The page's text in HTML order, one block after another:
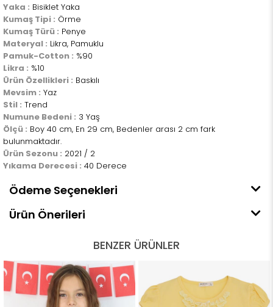
Yaka : Bisiklet Yaka
Kumaş Tipi : Örme
Kumaş Türü : Penye
Materyal : Likra, Pamuklu
Pamuk-Cotton : %90
Likra : %10
Ürün Özellikleri : Baskılı
Mevsim : Yaz
Stil : Trend
Numune Bedeni : 3 Yaş
Ölçü : Boy 40 cm, En 29 cm, Bedenler arası 2 cm fark
bulunmaktadır.
Ürün Sezonu : 2021 / 2
Yıkama Derecesi : 40 Derece
Ödeme Seçenekleri
Ürün Önerileri
BENZER ÜRÜNLER